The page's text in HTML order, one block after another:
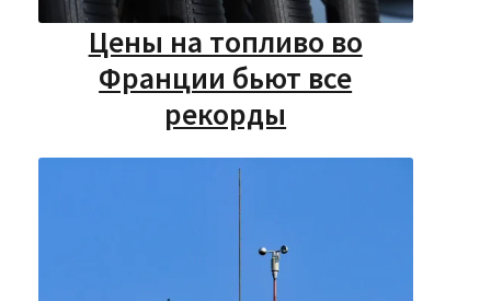
Цены на топливо во
Франции бьют все
рекорды